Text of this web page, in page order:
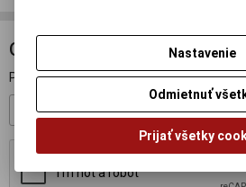
ODBER NOVINIEK
Prihláste sa k odberu noviniek
Nastavenie
Odmietnuť
Prijať všetky